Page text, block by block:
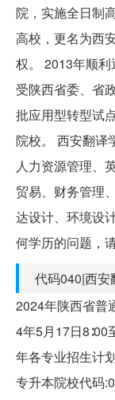
院，实施全日制
高校，更名为西
权。 2013年顺
受陕西省委、省
批应用型转型试
院校。 西安翻译
人力资源管理、
贸易、财务管理
达设计、环境设
何学历的问题，
代码040|西安
2024年陕西省普
4年5月17日8∶00
年各专业招生计
专升本院校代码